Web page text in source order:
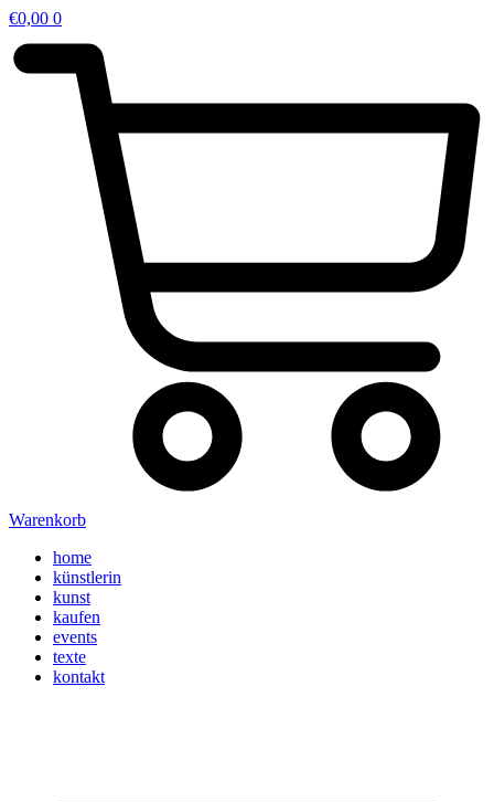
€0,00 0
Warenkorb
home
künstlerin
kunst
kaufen
events
texte
kontakt